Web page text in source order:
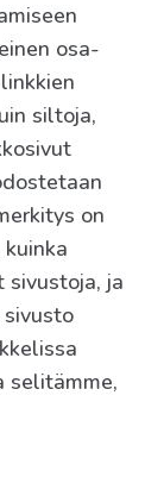
osa-
siltoja,
on
sivustoja, ja
selitämme,